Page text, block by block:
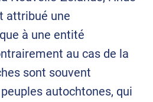
attribué une
à une entité
au cas de la
sont souvent
autochtones, qui